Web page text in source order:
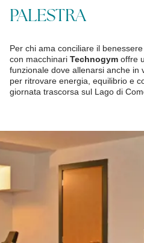
PALESTRA
Per chi ama conciliare il
con macchinari Technogym offre
funzionale dove allenarsi anche in
per ritrovare energia, equilibrio e
giornata trascorsa sul Lago di